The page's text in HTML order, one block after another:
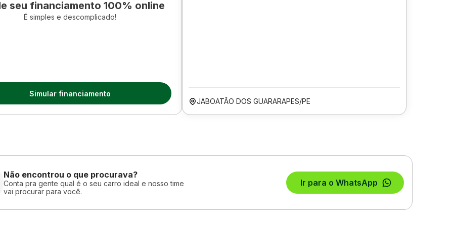
seu financiamento 100% online
É simples e descomplicado!
Simular financiamento
JABOATÃO DOS GUARARAPES/PE
Não encontrou o que procurava?
Conta pra gente qual é o seu carro ideal e nosso time
vai procurar para você.
Ir para o WhatsApp